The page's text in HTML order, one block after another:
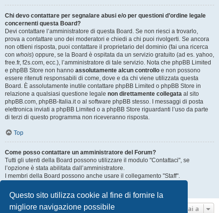
Questo sito utilizza cookie al fine di fornire la
migliore navigazione possibile
Chi devo contattare per segnalare abusi e/o per questioni d’ordine legale
concernenti questa Board?
Devi contattare l’amministratore di questa Board. Se non riesci a trovarlo,
prova a contattare uno dei moderatori e chiedi a chi puoi rivolgerti. Se ancora
non ottieni risposta, puoi contattare il proprietario del dominio (fai una ricerca
con whois) oppure, se la Board è ospitata da un servizio gratuito (ad es. yahoo,
free.fr, f2s.com, ecc.), l’amministratore di tale servizio. Nota che phpBB Limited
e phpBB Store non hanno assolutamente alcun controllo e non possono
essere ritenuti responsabili di come, dove e da chi viene utilizzata questa
Board. È assolutamente inutile contattare phpBB Limited o phpBB Store in
relazione a qualsiasi questione legale non direttamente collegata al sito
phpBB.com, phpBB-Italia.it o al software phpBB stesso. I messaggi di posta
elettronica inviati a phpBB Limited o a phpBB Store riguardanti l’uso da parte
di terzi di questo programma non riceveranno risposta.
Top
Come posso contattare un amministratore del Forum?
Tutti gli utenti della Board possono utilizzare il modulo "Contattaci", se
l’opzione è stata abilitata dall’amministratore.
I membri della Board possono anche usare il collegamento "Staff".
Top
Vai a